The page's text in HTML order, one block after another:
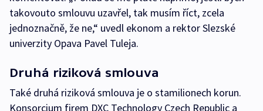
takovouto smlouvu uzavřel, tak musím říct, zcela
jednoznačně, že ne,“ uvedl ekonom a rektor Slezské
univerzity Opava Pavel Tuleja.
Druhá riziková smlouva
Také druhá riziková smlouva je o stamilionech korun.
Konsorcium firem DXC Technology Czech Republic a